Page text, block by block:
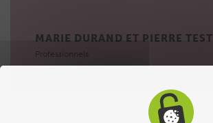
MARIE DURAND ET PIERRE TEST
Professionnels